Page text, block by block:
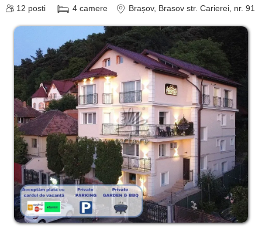
12 posti 4 camere Brașov, Brasov str. Carierei, nr. 91